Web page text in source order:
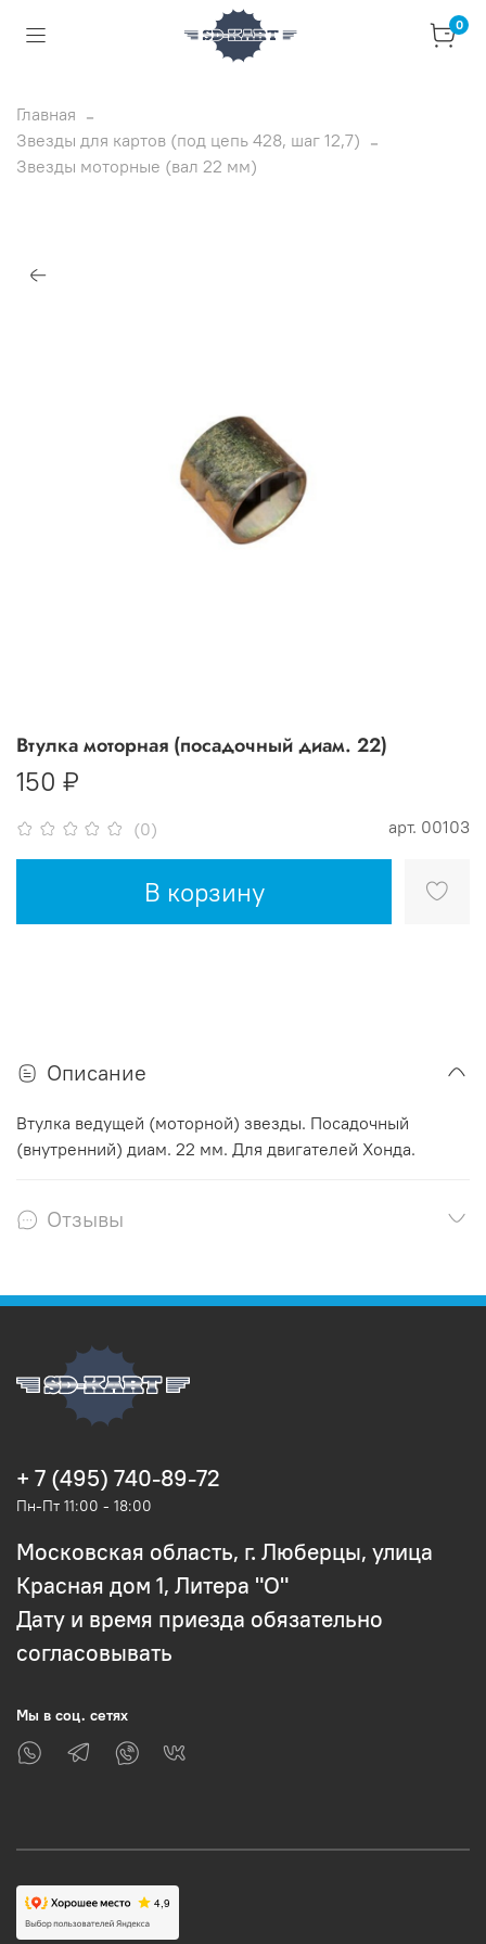
0
Главная
Звезды для картов (под цепь 428, шаг 12,7)
Звезды моторные (вал 22 мм)
(0) арт. 00103
Втулка моторная (посадочный диам. 22)
150 ₽
В корзину
Описание
Втулка ведущей (моторной) звезды. Посадочный
(внутренний) диам. 22 мм. Для двигателей Хонда.
Отзывы
+ 7 (495) 740-89-72
Пн-Пт 11:00 - 18:00
Московская область, г. Люберцы, улица
Красная дом 1, Литера "О"
Дату и время приезда обязательно
согласовывать
Мы в соц. сетях